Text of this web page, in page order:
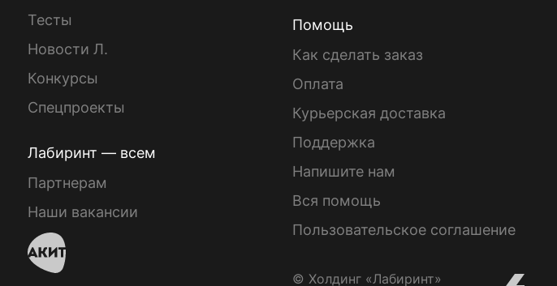
Тесты
Новости Л.
Конкурсы
Спецпроекты
Лабиринт — всем
Партнерам
Наши вакансии
Помощь
Как сделать заказ
Оплата
Курьерская доставка
Поддержка
Напишите нам
Вся помощь
Пользовательское соглашение
© Холдинг «Лабиринт»